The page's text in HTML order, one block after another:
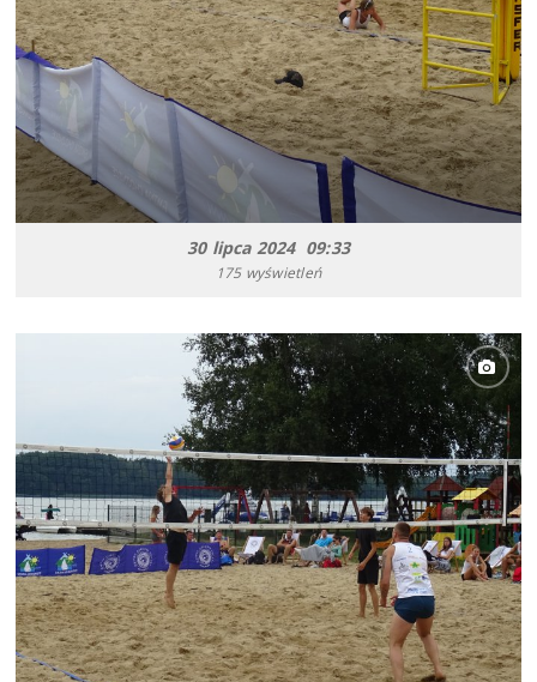
30 lipca 2024 09:33
175 wyświetleń